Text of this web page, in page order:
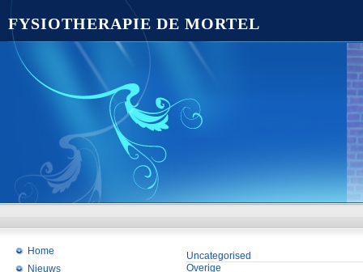
FYSIOTHERAPIE DE MORTEL
Home
Nieuws
Uncategorised
Overige